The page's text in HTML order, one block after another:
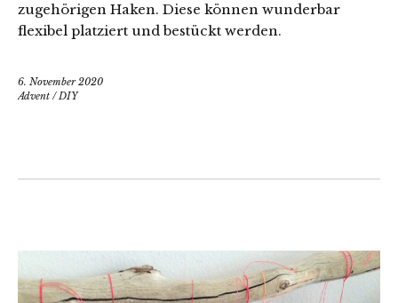
zugehörigen Haken. Diese können wunderbar
flexibel platziert und bestückt werden.
6. November 2020
Advent /DIY